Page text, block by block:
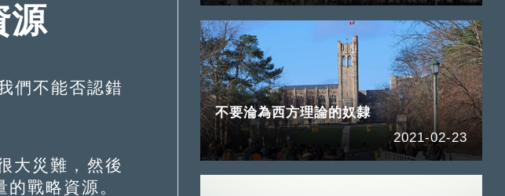
源
們不能否認錯
大災難，然後
戰略資源。
不要淪為西方理論的奴隸
2021-02-23